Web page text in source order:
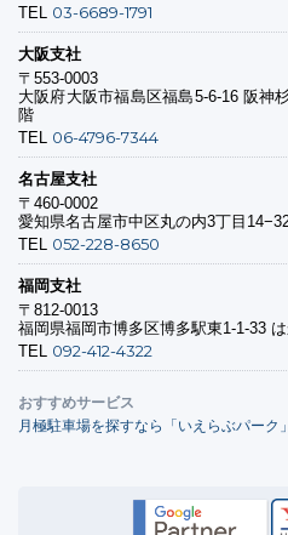
TEL 03-6689-1791
大阪支社
〒553-0003
大阪府大阪市福島区福島5-6-16 阪神
階
TEL 06-4796-7344
名古屋支社
〒460-0002
愛知県名古屋市中区丸の内3丁目
TEL 052-228-8650
福岡支社
〒812-0013
福岡県福岡市博多区博多駅東1-1-33
TEL 092-412-4322
おすすめサービス
月極駐車場を探すなら「いえらぶパーク」